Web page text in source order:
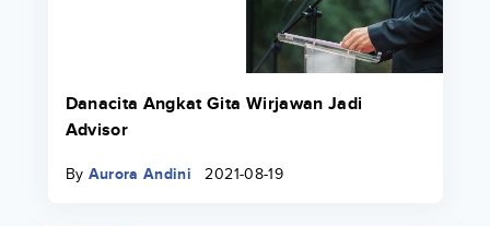
Danacita Angkat Gita Wirjawan Jadi
Advisor
By Aurora Andini 2021-08-19